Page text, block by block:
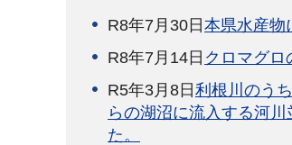
R8年7月30日 本県水産物
R8年7月14日 クロマグロ
R5年3月8日利根川のう
らの湖沼に流入する河
た。